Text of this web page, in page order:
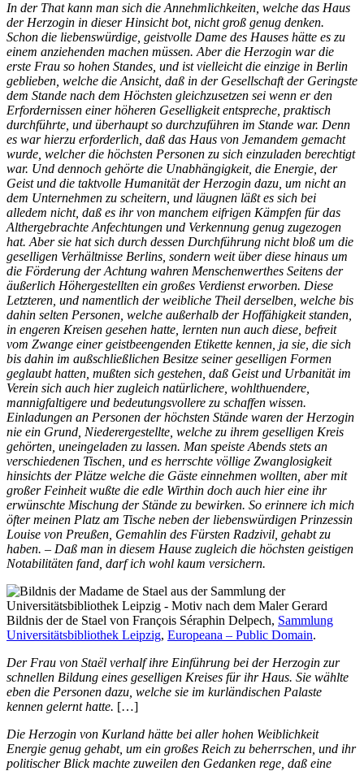
In der That kann man sich die Annehmlichkeiten, welche das Haus
der Herzogin in dieser Hinsicht bot, nicht groß genug denken.
Schon die liebenswürdige, geistvolle Dame des Hauses hätte es zu
einem anziehenden machen müssen. Aber die Herzogin war die
erste Frau so hohen Standes, und ist vielleicht die einzige in Berlin
geblieben, welche die Ansicht, daß in der Gesellschaft der Geringste
dem Stande nach dem Höchsten gleichzusetzen sei wenn er den
Erfordernissen einer höheren Geselligkeit entspreche, praktisch
durchführte, und überhaupt so durchzuführen im Stande war. Denn
es war hierzu erforderlich, daß das Haus von Jemandem gemacht
wurde, welcher die höchsten Personen zu sich einzuladen berechtigt
war. Und dennoch gehörte die Unabhängigkeit, die Energie, der
Geist und die taktvolle Humanität der Herzogin dazu, um nicht an
dem Unternehmen zu scheitern, und läugnen läßt es sich bei
alledem nicht, daß es ihr von manchem eifrigen Kämpfen für das
Althergebrachte Anfechtungen und Verkennung genug zugezogen
hat. Aber sie hat sich durch dessen Durchführung nicht bloß um die
geselligen Verhältnisse Berlins, sondern weit über diese hinaus um
die Förderung der Achtung wahren Menschenwerthes Seitens der
äußerlich Höhergestellten ein großes Verdienst erworben. Diese
Letzteren, und namentlich der weibliche Theil derselben, welche bis
dahin selten Personen, welche außerhalb der Hoffähigkeit standen,
in engeren Kreisen gesehen hatte, lernten nun auch diese, befreit
vom Zwange einer geistbeengenden Etikette kennen, ja sie, die sich
bis dahin im außschließlichen Besitze seiner geselligen Formen
geglaubt hatten, mußten sich gestehen, daß Geist und Urbanität im
Verein sich auch hier zugleich natürlichere, wohlthuendere,
mannigfaltigere und bedeutungsvollere zu schaffen wissen.
Einladungen an Personen der höchsten Stände waren der Herzogin
nie ein Grund, Niederergestellte, welche zu ihrem geselligen Kreis
gehörten, uneingeladen zu lassen. Man speiste Abends stets an
verschiedenen Tischen, und es herrschte völlige Zwanglosigkeit
hinsichts der Plätze welche die Gäste einnehmen wollten, aber mit
großer Feinheit wußte die edle Wirthin doch auch hier eine ihr
erwünschte Mischung der Stände zu bewirken. So erinnere ich mich
öfter meinen Platz am Tische neben der liebenswürdigen Prinzessin
Louise von Preußen, Gemahlin des Fürsten Radzivil, gehabt zu
haben. – Daß man in diesem Hause zugleich die höchsten geistigen
Notabilitäten fand, darf ich wohl kaum versichern.
Bildnis der de Stael von François Séraphin Delpech, Sammlung
Universitätsbibliothek Leipzig, Europeana – Public Domain.
Der Frau von Staël verhalf ihre Einführung bei der Herzogin zur
schnellen Bildung eines geselligen Kreises für ihr Haus. Sie wählte
eben die Personen dazu, welche sie im kurländischen Palaste
kennen gelernt hatte. […]
Die Herzogin von Kurland hätte bei aller hohen Weiblichkeit
Energie genug gehabt, um ein großes Reich zu beherrschen, und ihr
politischer Blick machte zuweilen den Gedanken rege, daß eine